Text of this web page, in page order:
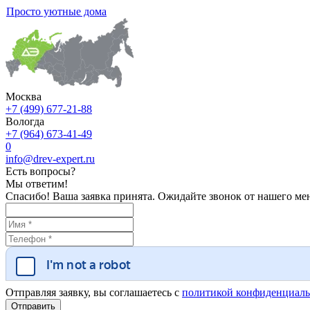
Просто уютные дома
Москва
+7 (499) 677-21-88
Вологда
+7 (964) 673-41-49
0
info@drev-expert.ru
Есть вопросы?
Мы ответим!
Спасибо! Ваша заявка принята. Ожидайте звонок от нашего
Отправляя заявку, вы соглашаетесь с политикой